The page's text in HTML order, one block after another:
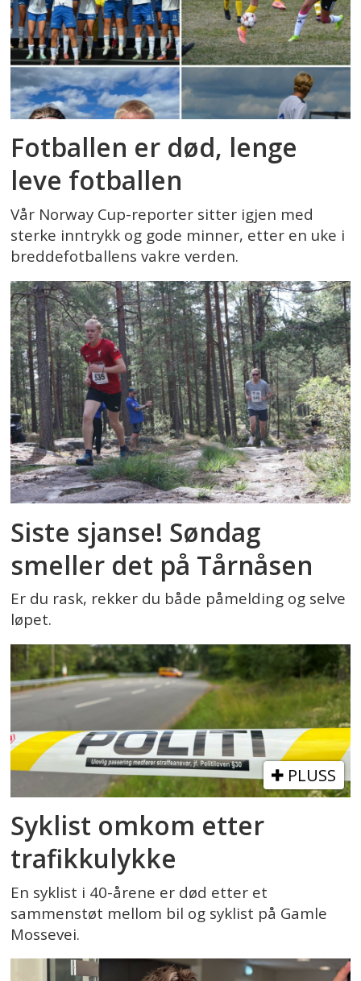
Fotballen er død, lenge
leve fotballen
Vår Norway Cup-reporter sitter igjen med
sterke inntrykk og gode minner, etter en uke i
breddefotballens vakre verden.
Siste sjanse! Søndag
smeller det på Tårnåsen
Er du rask, rekker du både påmelding og selve
løpet.
PLUSS
Syklist omkom etter
trafikkulykke
En syklist i 40-årene er død etter et
sammenstøt mellom bil og syklist på Gamle
Mossevei.